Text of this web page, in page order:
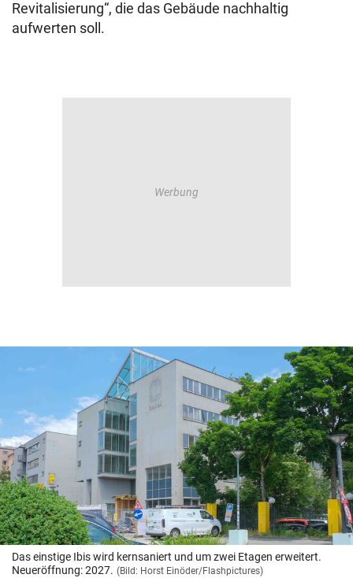
Revitalisierung“, die das Gebäude nachhaltig
aufwerten soll.
Das einstige Ibis wird kernsaniert und um zwei Etagen erweitert.
Neueröffnung: 2027. (Bild: Horst Einöder/Flashpictures)